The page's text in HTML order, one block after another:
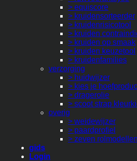
> equiscore
> kruidensorteerder
> kruidenrisicotool
> kruiden
> kruiden op smaak
> kruiden keuzetool
> kruidenfamilies
verzorging
> huidwijzer
> kies je
> dragerolie
> scoot strap
overig
> weidewijzer
> paardprofiel
> zeven rolmodellen
gids
Login